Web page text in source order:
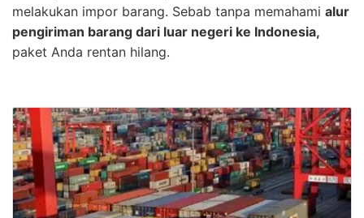
melakukan impor barang. Sebab tanpa memahami alur
pengiriman barang dari luar negeri ke Indonesia,
paket Anda rentan hilang.